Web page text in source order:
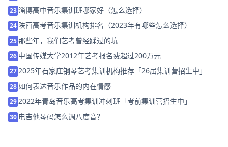
23淄博高中音乐集训班哪家好（怎么选择）
24 陕西高考音乐集训机构排名（2023年有哪些怎么选择）
25那些年，我们艺考曾经踩过的坑
26 中国传媒大学2012年艺考报名费超过200万元
27 2025年石家庄钢琴艺考集训机构推荐「26届集训营招生中」
28如何表达音乐作品的内在情感
29 2022年青岛音乐高考集训冲刺班「考前集训营招生中」
30 电吉他琴码怎么调八度音？